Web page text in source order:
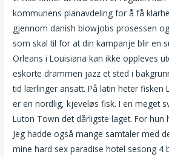
kommunens planavdeling for å få
gjennom danish blowjobs prosessen
som skal til for at din kampanje blir en
Orleans i Louisiana kan ikke oppleves
eskorte drammen jazz et sted i
tid lærlinger ansatt. På latin heter fisken
er en nordlig, kjeveløs fisk. I en meget
Luton Town det dårligste laget. For
Jeg hadde også mange samtaler med
mine hard sex paradise hotel sesong 4